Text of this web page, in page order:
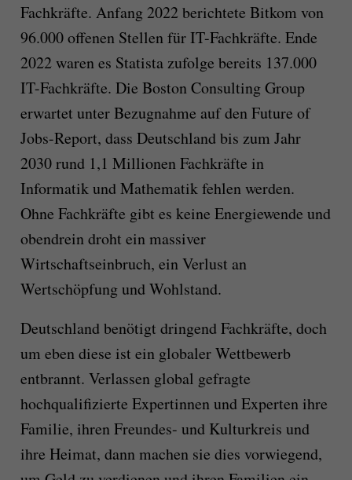
Fachkräfte. Anfang 2022 berichtete Bitkom von
96.000 offenen Stellen für IT-Fachkräfte. Ende
2022 waren es Statista zufolge bereits 137.000
IT-Fachkräfte. Die Boston Consulting Group
erwartet unter Bezugnahme auf den Future of
Jobs-Report, dass Deutschland bis zum Jahr
2030 rund 1,1 Millionen Fachkräfte in
Informatik und Mathematik fehlen werden.
Ohne Fachkräfte gibt es keine Energiewende und
obendrein droht ein massiver
Wirtschaftseinbruch, ein Verlust an
Wertschöpfung und Wohlstand.
Deutschland benötigt dringend Fachkräfte, doch
um eben diese ist ein globaler Wettbewerb
entbrannt. Verlassen global gefragte
hochqualifizierte Expertinnen und Experten ihre
Familie, ihren Freundes- und Kulturkreis und
ihre Heimat, dann machen sie dies vorwiegend,